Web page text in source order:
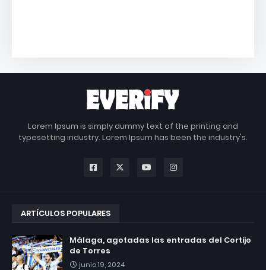
Lorem Ipsum is simply dummy text of the printing and
typesetting industry. Lorem Ipsum has been the industry's.
ARTÍCULOS POPULARES
Málaga, agotadas las entradas del Cortijo
de Torres
junio 19, 2024